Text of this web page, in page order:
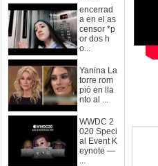
encerrad
a en el as
censor *p
or dos h
o...
Yanina La
torre rom
pió en lla
nto al ...
WWDC 2
020 Speci
al Event K
eynote —
...